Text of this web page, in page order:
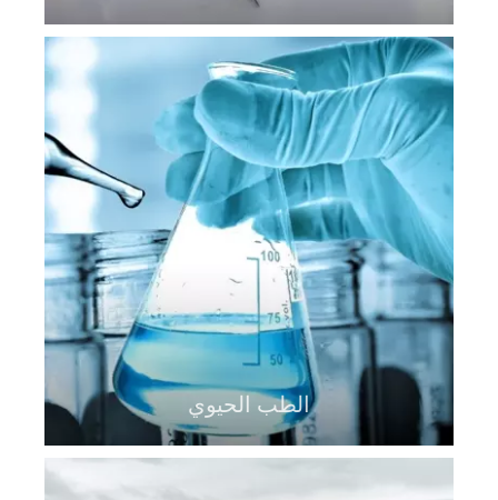
الطب الحيوي